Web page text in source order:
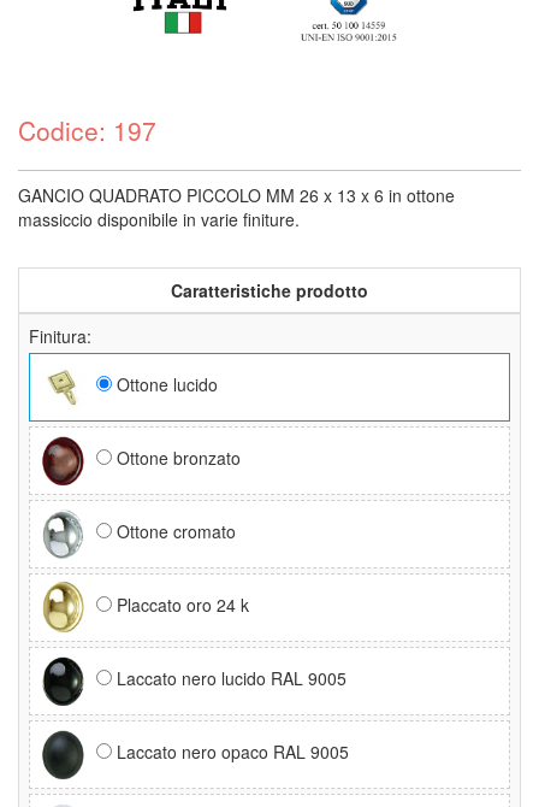
Codice: 197
GANCIO QUADRATO PICCOLO MM 26 x 13 x 6 in ottone
massiccio disponibile in varie finiture.
Caratteristiche prodotto
Finitura:
Ottone lucido
Ottone bronzato
Ottone cromato
Placcato oro 24 k
Laccato nero lucido RAL 9005
Laccato nero opaco RAL 9005